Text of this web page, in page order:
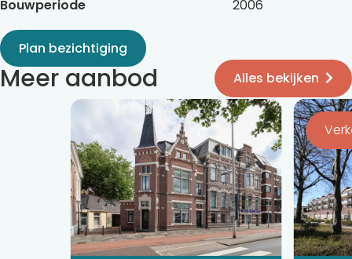
Bouwperiode
2006
Plan bezichtiging
Meer aanbod
Alles bekijken
Bekijk
detail
pagina
van
Zuiderplein
27
Bekijk
de
detail
pagina
van
186